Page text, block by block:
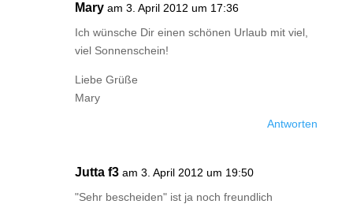
Mary am 3. April 2012 um 17:36
Ich wünsche Dir einen schönen Urlaub mit viel,
viel Sonnenschein!
Liebe Grüße
Mary
Antworten
Jutta f3 am 3. April 2012 um 19:50
"Sehr bescheiden" ist ja noch freundlich